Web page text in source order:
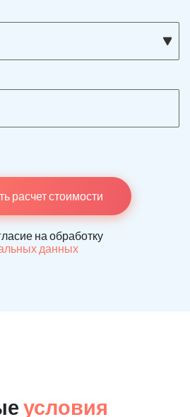
расчет стоимости
на обработку
данных
условия